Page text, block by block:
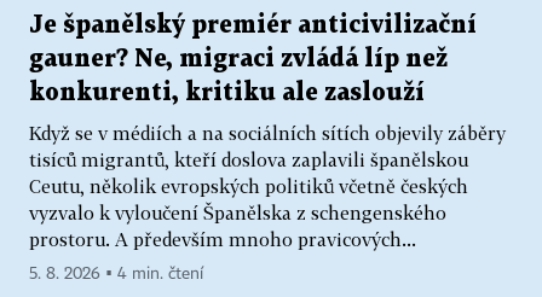
Je španělský premiér anticivilizační
gauner? Ne, migraci zvládá líp než
konkurenti, kritiku ale zaslouží
Když se v médiích a na sociálních sítích objevily záběry
tisíců migrantů, kteří doslova zaplavili španělskou
Ceutu, několik evropských politiků včetně českých
vyzvalo k vyloučení Španělska z schengenského
prostoru. A především mnoho pravicových...
5. 8. 2026 ▪ 4 min. čtení